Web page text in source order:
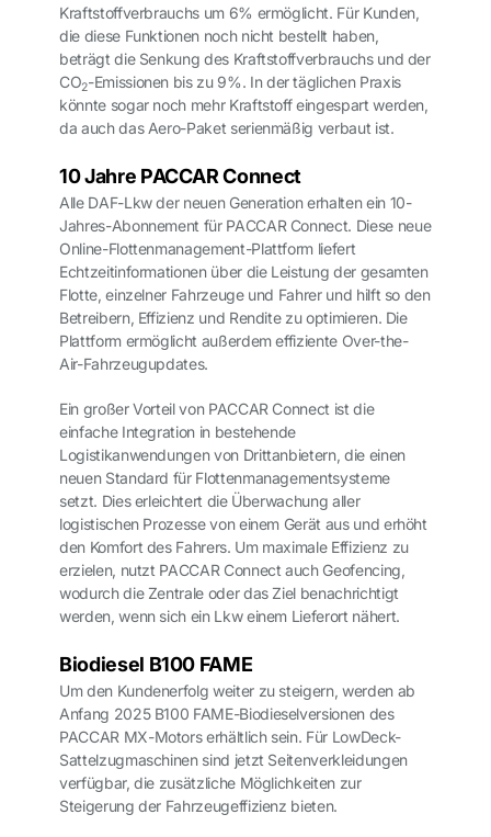
Kraftstoffverbrauchs um 6% ermöglicht. Für Kunden,
die diese Funktionen noch nicht bestellt haben,
beträgt die Senkung des Kraftstoffverbrauchs und der
CO2-Emissionen bis zu 9%. In der täglichen Praxis
könnte sogar noch mehr Kraftstoff eingespart werden,
da auch das Aero-Paket serienmäßig verbaut ist.
10 Jahre PACCAR Connect
Alle DAF-Lkw der neuen Generation erhalten ein 10-
Jahres-Abonnement für PACCAR Connect. Diese neue
Online-Flottenmanagement-Plattform liefert
Echtzeitinformationen über die Leistung der gesamten
Flotte, einzelner Fahrzeuge und Fahrer und hilft so den
Betreibern, Effizienz und Rendite zu optimieren. Die
Plattform ermöglicht außerdem effiziente Over-the-
Air-Fahrzeugupdates.
Ein großer Vorteil von PACCAR Connect ist die
einfache Integration in bestehende
Logistikanwendungen von Drittanbietern, die einen
neuen Standard für Flottenmanagementsysteme
setzt. Dies erleichtert die Überwachung aller
logistischen Prozesse von einem Gerät aus und erhöht
den Komfort des Fahrers. Um maximale Effizienz zu
erzielen, nutzt PACCAR Connect auch Geofencing,
wodurch die Zentrale oder das Ziel benachrichtigt
werden, wenn sich ein Lkw einem Lieferort nähert.
Biodiesel B100 FAME
Um den Kundenerfolg weiter zu steigern, werden ab
Anfang 2025 B100 FAME-Biodieselversionen des
PACCAR MX-Motors erhältlich sein. Für LowDeck-
Sattelzugmaschinen sind jetzt Seitenverkleidungen
verfügbar, die zusätzliche Möglichkeiten zur
Steigerung der Fahrzeugeffizienz bieten.